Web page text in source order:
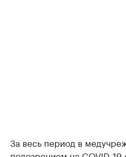
За весь период в